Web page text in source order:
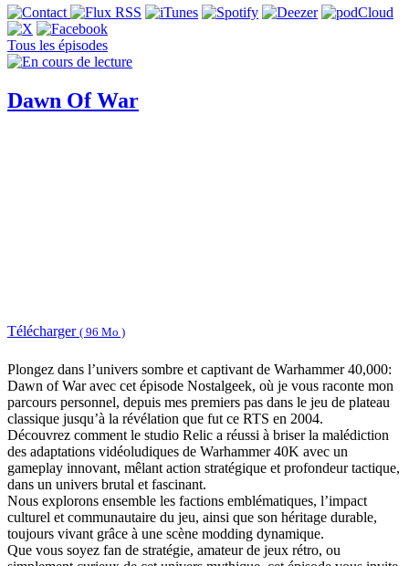
Tous les épisodes
Dawn Of War
Télécharger ( 96 Mo )
Plongez dans l’univers sombre et captivant de Warhammer 40,000:
Dawn of War avec cet épisode Nostalgeek, où je vous raconte mon
parcours personnel, depuis mes premiers pas dans le jeu de plateau
classique jusqu’à la révélation que fut ce RTS en 2004.
Découvrez comment le studio Relic a réussi à briser la malédiction
des adaptations vidéoludiques de Warhammer 40K avec un
gameplay innovant, mêlant action stratégique et profondeur tactique,
dans un univers brutal et fascinant.
Nous explorons ensemble les factions emblématiques, l’impact
culturel et communautaire du jeu, ainsi que son héritage durable,
toujours vivant grâce à une scène modding dynamique.
Que vous soyez fan de stratégie, amateur de jeux rétro, ou